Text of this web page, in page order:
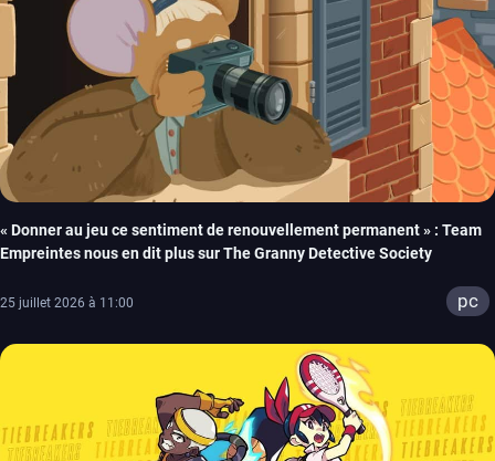
« Donner au jeu ce sentiment de renouvellement permanent » : Team
Empreintes nous en dit plus sur The Granny Detective Society
25 juillet 2026 à 11:00 pc